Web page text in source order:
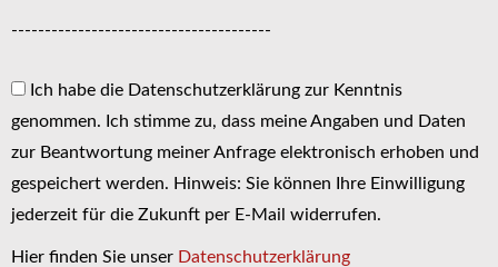
---------------------------------------
Ich habe die Datenschutzerklärung zur Kenntnis
genommen. Ich stimme zu, dass meine Angaben und Daten
zur Beantwortung meiner Anfrage elektronisch erhoben und
gespeichert werden. Hinweis: Sie können Ihre Einwilligung
jederzeit für die Zukunft per E-Mail widerrufen.
Hier finden Sie unser Datenschutzerklärung